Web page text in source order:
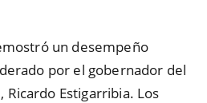
un desempeño
por el gobernador del
Estigarribia. Los